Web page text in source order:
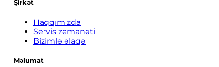
Şirkət
Haqqımızda
Servis zəmanəti
Bizimlə əlaqə
Məlumat